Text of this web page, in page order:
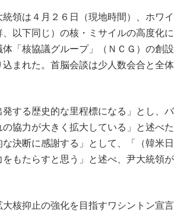
領は４月２６日（現地時間）、ホワイ
以下同じ）の核・ミサイルの高度化
「核協議グループ」（ＮＣＧ）の創
まれた。首脳会談は少人数会合と全
する歴史的な里程標になる」とし、バ
協力が大きく拡大している」と述べた
決断に感謝する」として、「（韓米日
もたらすと思う」と述べ、尹大統領
核抑止の強化を目指すワシントン宣